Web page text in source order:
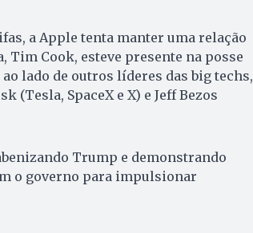
a Apple tenta manter uma relação
Tim Cook, esteve presente na posse
lado de outros líderes das big techs,
(Tesla, SpaceX e X) e Jeff Bezos
Trump e demonstrando
o governo para impulsionar